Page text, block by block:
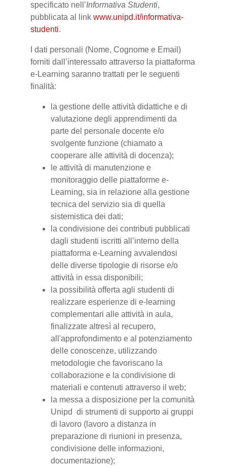
specificato nell’Informativa Studenti,
pubblicata al link www.unipd.it/informativa-
studenti.
I dati personali (Nome, Cognome e Email)
forniti dall’interessato attraverso la piattaforma
e-Learning saranno trattati per le seguenti
finalità:
la gestione delle attività didattiche e di
valutazione degli apprendimenti da
parte del personale docente e/o
svolgente funzione (chiamato a
cooperare alle attività di docenza);
le attività di manutenzione e
monitoraggio delle piattaforme e-
Learning, sia in relazione alla gestione
tecnica del servizio sia di quella
sistemistica dei dati;
la condivisione dei contributi pubblicati
dagli studenti iscritti all’interno della
piattaforma e-Learning avvalendosi
delle diverse tipologie di risorse e/o
attività in essa disponibili;
la possibilità offerta agli studenti di
realizzare esperienze di e-learning
complementari alle attività in aula,
finalizzate altresì al recupero,
all'approfondimento e al potenziamento
delle conoscenze, utilizzando
metodologie che favoriscano la
collaborazione e la condivisione di
materiali e contenuti attraverso il web;
la messa a disposizione per la comunità
Unipd di strumenti di supporto ai gruppi
di lavoro (lavoro a distanza in
preparazione di riunioni in presenza,
condivisione delle informazioni,
documentazione);